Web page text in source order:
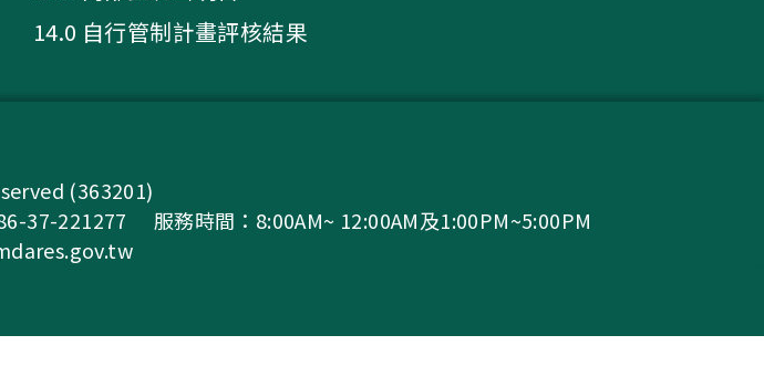
14.0 自行管制計畫評核結果
(363201)
37-221277
服務時間：8:00AM~ 12:00AM及1:00PM~5:00PM